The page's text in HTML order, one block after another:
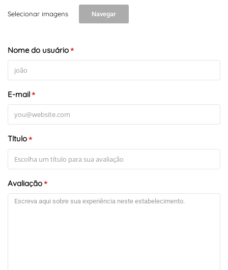
Selecionar imagens Navegar
Nome do usuário*
E-mail*
Título*
Avaliação*